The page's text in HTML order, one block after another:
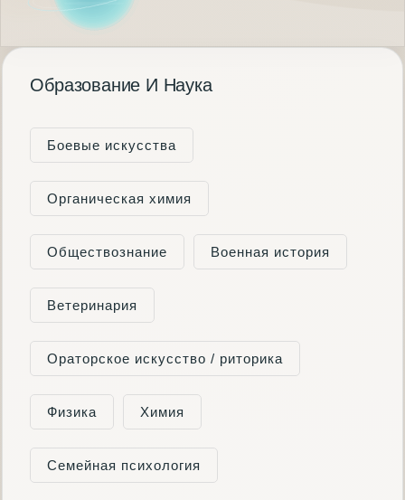
Образование И Наука
Боевые искусства
Органическая химия
Обществознание Военная история
Ветеринария
Ораторское искусство / риторика
Физика Химия
Семейная психология